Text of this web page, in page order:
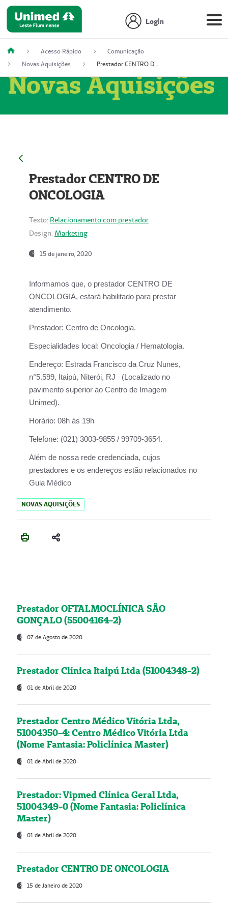
Login
Acesso Rápido
Comunicação
Novas Aquisições
Prestador CENTRO DE ONCOLOGIA
Novas Aquisições
Prestador CENTRO DE
ONCOLOGIA
Texto: Relacionamento com prestador
Design: Marketing
15 de janeiro, 2020
Informamos que, o prestador CENTRO DE
ONCOLOGIA, estará habilitado para prestar
atendimento.
Prestador: Centro de Oncologia.
Especialidades local: Oncologia / Hematologia.
Endereço: Estrada Francisco da Cruz Nunes,
n°5.599, Itaipú, Niterói, RJ (Localizado no
pavimento superior ao Centro de Imagem
Unimed).
Horário: 08h às 19h
Telefone: (021) 3003-9855 / 99709-3654.
Além de nossa rede credenciada, cujos
prestadores e os endereços estão relacionados no
Guia Médico
NOVAS AQUISIÇÕES
Prestador OFTALMOCLÍNICA SÃO
GONÇALO (55004164-2)
07 de Agosto de 2020
Prestador Clínica Itaipú Ltda (51004348-2)
01 de Abril de 2020
Prestador Centro Médico Vitória Ltda,
51004350-4: Centro Médico Vitória Ltda
(Nome Fantasia: Policlínica Master)
01 de Abril de 2020
Prestador: Vipmed Clínica Geral Ltda,
51004349-0 (Nome Fantasia: Policlínica
Master)
01 de Abril de 2020
Prestador CENTRO DE ONCOLOGIA
15 de Janeiro de 2020